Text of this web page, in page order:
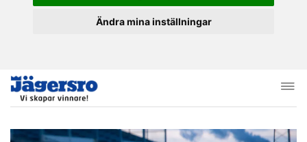
Ändra mina inställningar